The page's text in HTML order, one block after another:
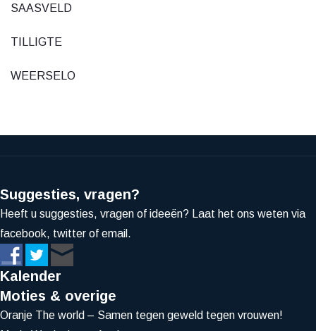
SAASVELD
TILLIGTE
WEERSELO
Suggesties, vragen?
Heeft u suggesties, vragen of ideeën? Laat het ons weten via
facebook, twitter of email.
Kalender
Moties & overige
Oranje The world – Samen tegen geweld tegen vrouwen!